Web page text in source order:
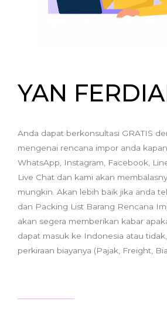
YAN
Anda dapat berkonsultasi GRATIS
mengenai rencana impor anda
WhatsApp, Instagram, Facebook,
Live Chat dan kami akan
mungkin. Akan lebih baik jika anda
dan Packing List Barang Rencana
akan segera memberikan kabar
dapat masuk ke Indonesia atau
perkiraan biayanya (Pajak, Freight,